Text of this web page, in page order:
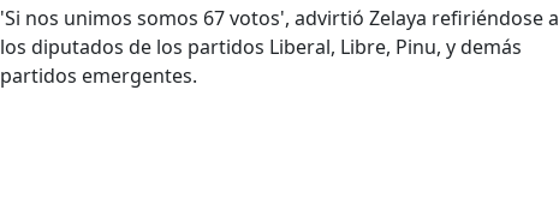
'Si nos unimos somos 67 votos', advirtió Zelaya refiriéndose a
los diputados de los partidos Liberal, Libre, Pinu, y demás
partidos emergentes.